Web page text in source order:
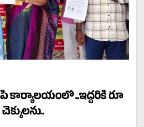
కార్యాలయంలో ..ఇద్దరికీ రూ